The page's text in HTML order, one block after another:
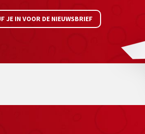
JE IN VOOR DE NIEUWSBRIEF